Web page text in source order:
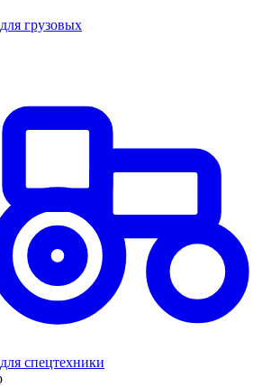
грузовых
спецтехники